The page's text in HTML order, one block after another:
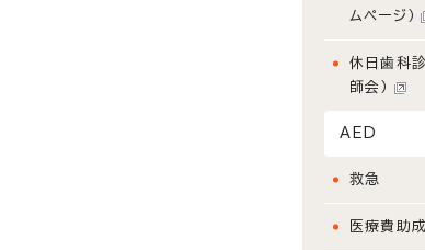
ムページ）
休日歯科
師会）
AED
救急
医療費助